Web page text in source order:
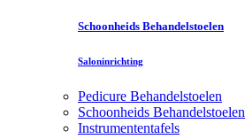
Schoonheids Behandelstoelen
Saloninrichting
Pedicure Behandelstoelen
Schoonheids Behandelstoelen
Instrumententafels